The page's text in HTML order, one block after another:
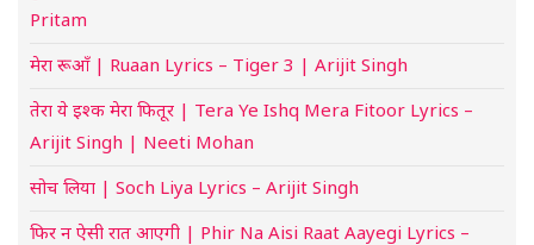
Pritam
मेरा रूआँ | Ruaan Lyrics – Tiger 3 | Arijit Singh
तेरा ये इश्क मेरा फितूर | Tera Ye Ishq Mera Fitoor Lyrics –
Arijit Singh | Neeti Mohan
सोच लिया | Soch Liya Lyrics – Arijit Singh
फिर न ऐसी रात आएगी | Phir Na Aisi Raat Aayegi Lyrics –